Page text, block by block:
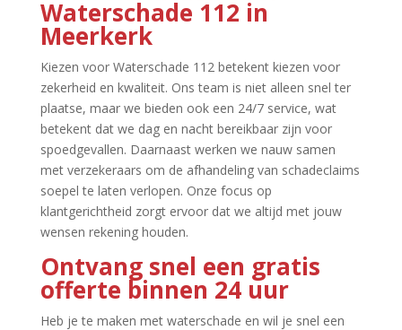
Waterschade 112 in
Meerkerk
Kiezen voor Waterschade 112 betekent kiezen voor
zekerheid en kwaliteit.​ Ons team is niet alleen snel ter
plaatse, maar we bieden ook een 24/7 service, wat
betekent dat we dag en nacht bereikbaar zijn voor
spoedgevallen.​ Daarnaast werken we nauw samen
met verzekeraars om de afhandeling van schadeclaims
soepel te laten verlopen.​ Onze focus op
klantgerichtheid zorgt ervoor dat we altijd met jouw
wensen rekening houden.​
Ontvang snel een gratis
offerte binnen 24 uur
Heb je te maken met waterschade en wil je snel een